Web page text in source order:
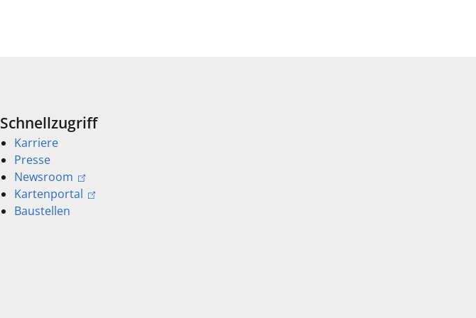
Schnellzugriff
Karriere
Presse
Newsroom
Kartenportal
Baustellen